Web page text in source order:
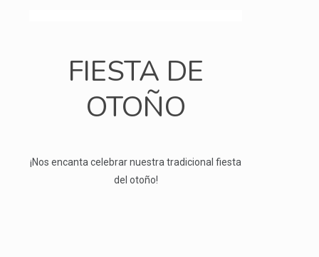
FIESTA DE
OTOÑO
¡Nos encanta celebrar nuestra tradicional fiesta
del otoño!